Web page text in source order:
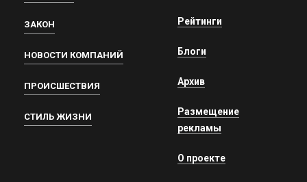
ЗАКОН
НОВОСТИ КОМПАНИЙ
ПРОИСШЕСТВИЯ
СТИЛЬ ЖИЗНИ
Рейтинги
Блоги
Архив
Размещение
рекламы
О проекте